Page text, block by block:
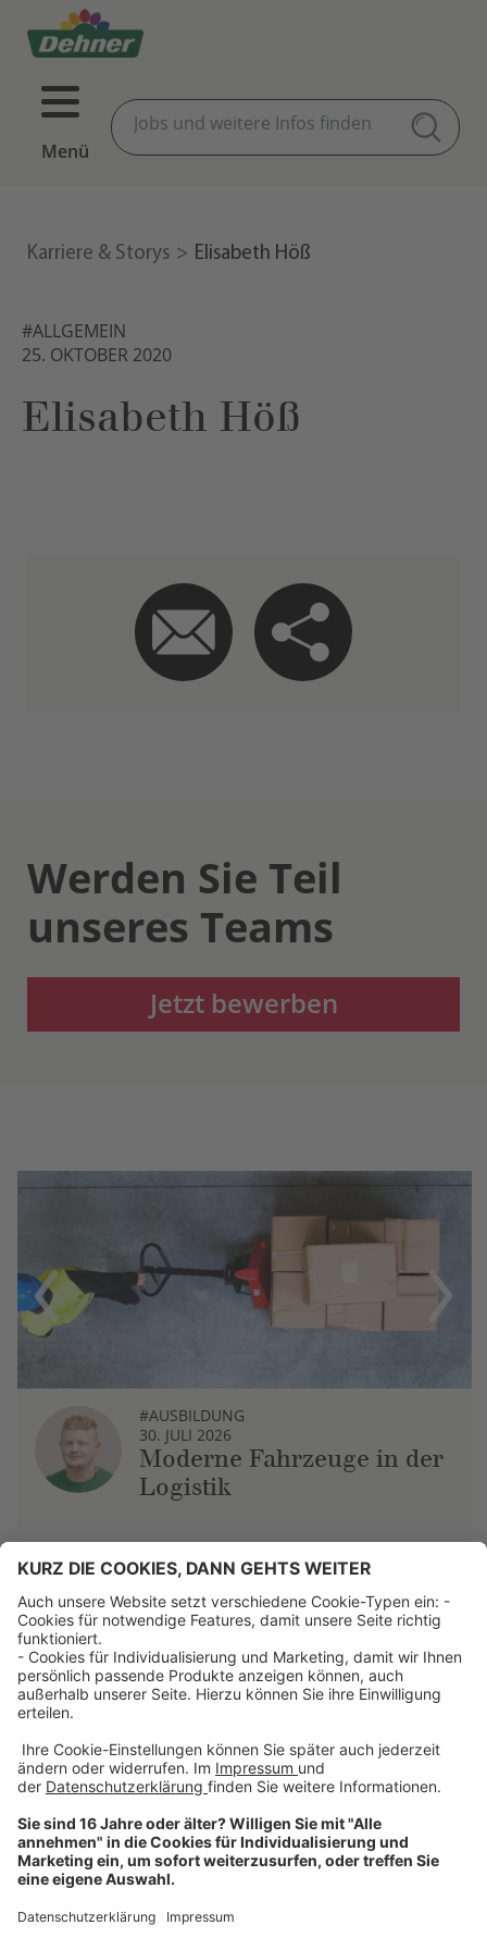
Menü
Karriere & Storys Elisabeth Höß
#ALLGEMEIN
25. OKTOBER 2020
Elisabeth Höß
Werden Sie Teil
unseres Teams
Jetzt bewerben
Previous
#AUSBILDUNG
30. JULI 2026
Moderne Fahrzeuge in der
Logistik
Next
Über uns
Dehner Unternehmen
Jobs bei Dehner